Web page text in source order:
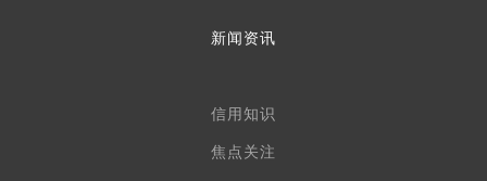
新闻资讯
信用知识
焦点关注